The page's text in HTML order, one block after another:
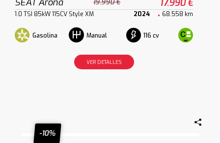
19.990 € 17.990 €
1.0 TSI 85kW 115CV Style XM 2024 68.558 km
Gasolina Manual 116 cv
VER DETALLES
-10%